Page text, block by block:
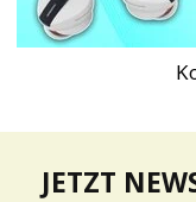
JETZT